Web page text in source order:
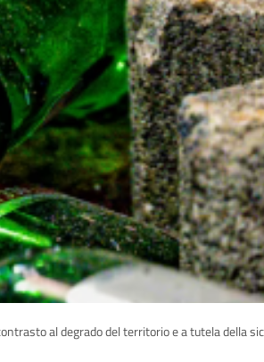
al degrado del territorio e a tutela della